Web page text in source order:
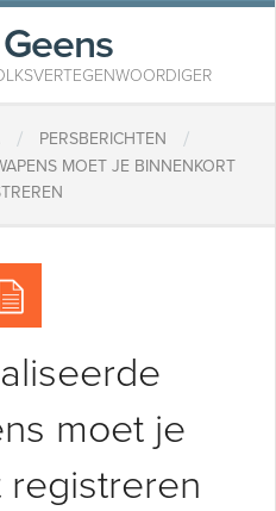
/ PERSBERICHTEN /
MOET JE BINNENKORT
moet je